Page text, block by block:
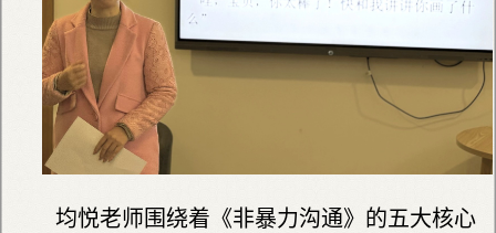
均悦老师围绕着《非暴力沟通》的五大核心